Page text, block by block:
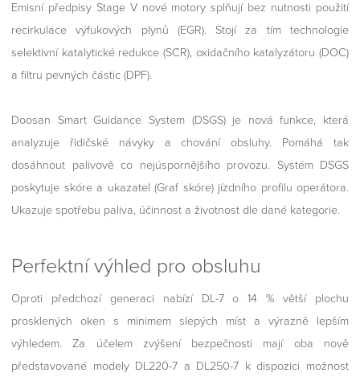
Emisní předpisy Stage V nové motory splňují bez nutnosti použití
recirkulace výfukových plynů (EGR). Stojí za tím technologie
selektivní katalytické redukce (SCR), oxidačního katalyzátoru (DOC)
a filtru pevných částic (DPF).
Doosan Smart Guidance System (DSGS) je nová funkce, která
analyzuje řidičské návyky a chování obsluhy. Pomáhá tak
dosáhnout palivově co nejúspornějšího provozu. Systém DSGS
poskytuje skóre a ukazatel (Graf skóre) jízdního profilu operátora.
Ukazuje spotřebu paliva, účinnost a životnost dle dané kategorie.
Perfektní výhled pro obsluhu
Oproti předchozí generaci nabízí DL-7 o 14 % větší plochu
prosklených oken s minimem slepých míst a výrazně lepším
výhledem. Za účelem zvýšení bezpečnosti mají oba nově
představované modely DL220-7 a DL250-7 k dispozici možnost